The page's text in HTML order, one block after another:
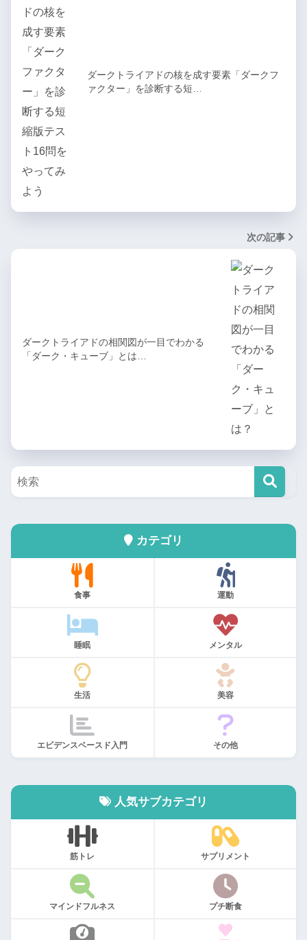
ダークトライアドの核を成す要素「ダークフ
ァクター」を診断する短…
次の記事
ダークトライアドの相関図が一目でわかる
「ダーク・キューブ」とは…
カテゴリ
食事 運動
睡眠 メンタル
生活 美容
エビデンスベースド入門 その他
人気サブカテゴリ
筋トレ サプリメント
マインドフルネス プチ断食